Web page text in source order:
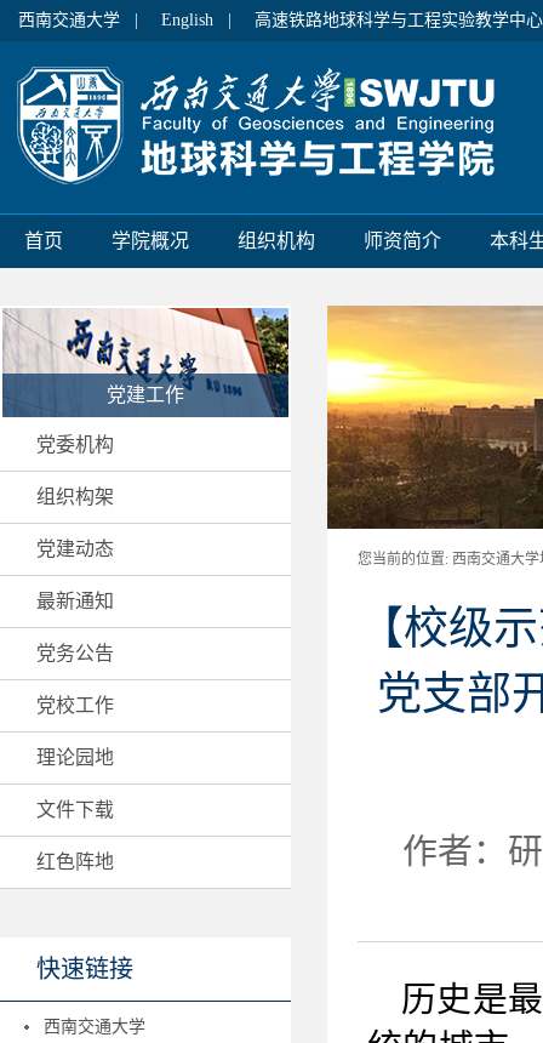
西南交通大学 | English | 高速铁路地球科学与工程实验教学中
首页 学院概况 组织机构 师资简介 本科
党建工作
党委机构
组织构架
党建动态
最新通知
党务公告
党校工作
理论园地
文件下载
红色阵地
快速链接
西南交通大学
您当前的位置: 西南交通大
【校级
党支部
作者：
历史是